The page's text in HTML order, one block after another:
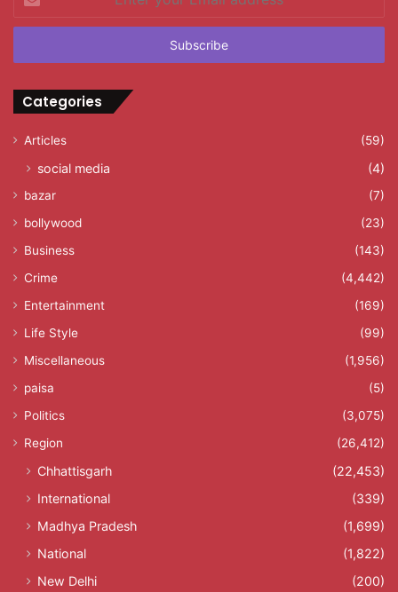
your
Email
Categories
Articles (59)
social media (4)
bazar
(7)
bollywood
(23)
Business
(143)
Crime
(4,442)
Entertainment
(169)
Life Style
(99)
Miscellaneous
(1,956)
paisa
(5)
Politics
(3,075)
Region
(26,412)
Chhattisgarh
(22,453)
International
(339)
Madhya Pradesh
(1,699)
National
(1,822)
New Delhi
(200)